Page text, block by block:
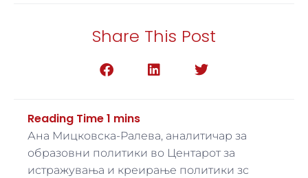
Share This Post
Ана Мицковска-Ралева, аналитичар за
образовни политики во Центарот за
истражувања и креирање политики зс